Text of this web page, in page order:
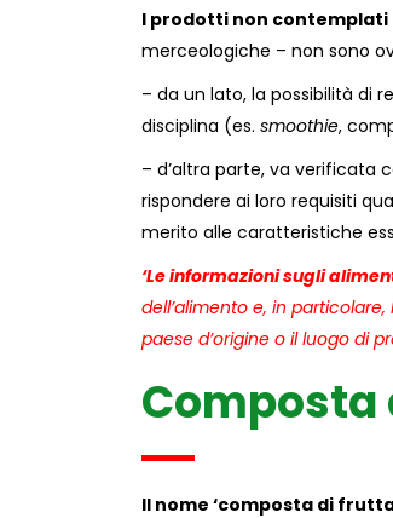
I prodotti non contemplati
merceologiche – non sono
– da un lato, la possibilità di
disciplina (es. smoothie,
– d’altra parte, va verificata
rispondere ai loro requisiti
merito alle caratteristiche
‘Le informazioni sugli
dell’alimento e, in
paese d’origine o il luogo di
Il nome ‘composta di